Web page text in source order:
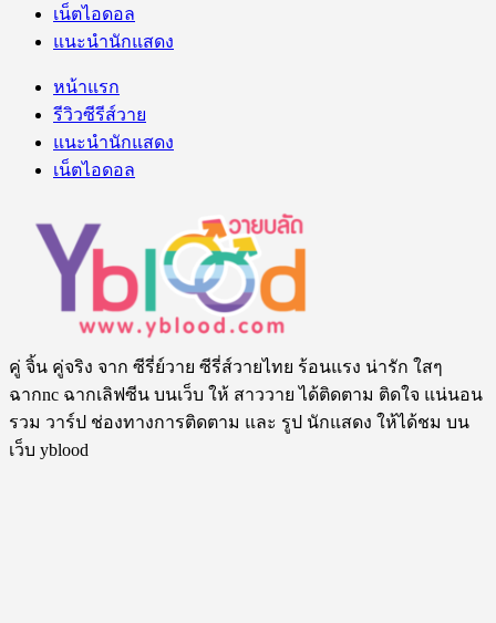
เน็ตไอดอล
แนะนำนักแสดง
หน้าแรก
รีวิวซีรีส์วาย
แนะนำนักแสดง
เน็ตไอดอล
คู่ จิ้น คู่จริง จาก ซีรี่ย์วาย ซีรี่ส์วายไทย ร้อนแรง น่ารัก ใสๆ
ฉากnc ฉากเลิฟซีน บนเว็บ ให้ สาววาย ได้ติดตาม ติดใจ แน่นอน
รวม วาร์ป ช่องทางการติดตาม และ รูป นักแสดง ให้ได้ชม บน
เว็บ yblood